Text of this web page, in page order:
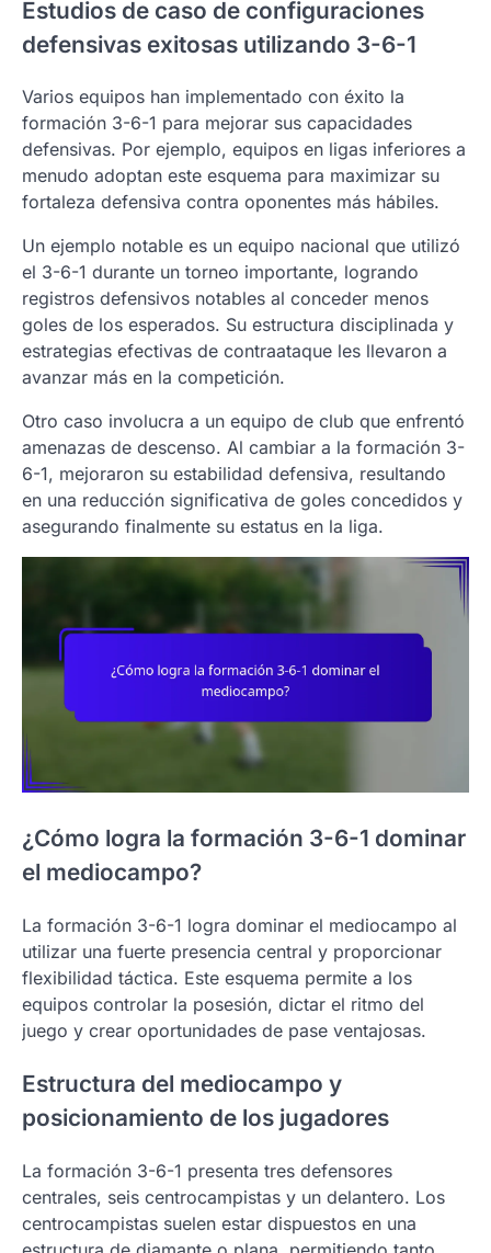
Estudios de caso de configuraciones
defensivas exitosas utilizando 3-6-1
Varios equipos han implementado con éxito la
formación 3-6-1 para mejorar sus capacidades
defensivas. Por ejemplo, equipos en ligas inferiores a
menudo adoptan este esquema para maximizar su
fortaleza defensiva contra oponentes más hábiles.
Un ejemplo notable es un equipo nacional que utilizó
el 3-6-1 durante un torneo importante, logrando
registros defensivos notables al conceder menos
goles de los esperados. Su estructura disciplinada y
estrategias efectivas de contraataque les llevaron a
avanzar más en la competición.
Otro caso involucra a un equipo de club que enfrentó
amenazas de descenso. Al cambiar a la formación 3-
6-1, mejoraron su estabilidad defensiva, resultando
en una reducción significativa de goles concedidos y
asegurando finalmente su estatus en la liga.
¿Cómo logra la formación 3-6-1 dominar
el mediocampo?
La formación 3-6-1 logra dominar el mediocampo al
utilizar una fuerte presencia central y proporcionar
flexibilidad táctica. Este esquema permite a los
equipos controlar la posesión, dictar el ritmo del
juego y crear oportunidades de pase ventajosas.
Estructura del mediocampo y
posicionamiento de los jugadores
La formación 3-6-1 presenta tres defensores
centrales, seis centrocampistas y un delantero. Los
centrocampistas suelen estar dispuestos en una